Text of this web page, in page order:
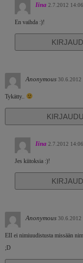
Iina 2.7.2012 14:06
En vaihda :)!
Anonymous 30.6.2012
Tykätty..
Iina 2.7.2012 14:06
Jes kiitoksia :)!
Anonymous 30.6.2012
EII ei nimiuudistusta missään
;D